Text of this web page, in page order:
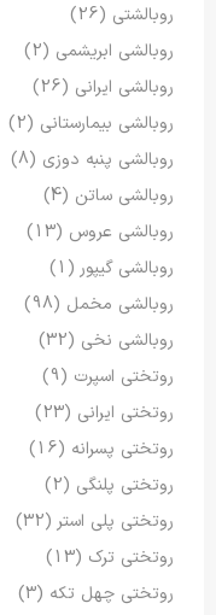
روبالشتی (26)
روبالشی ابریشمی (2)
روبالشی ایرانی (26)
روبالشی بیمارستانی (2)
روبالشی پنبه دوزی (8)
روبالشی ساتن (4)
روبالشی عروس (13)
روبالشی گیپور (1)
روبالشی مخمل (98)
روبالشی نخی (32)
روتختی اسپرت (9)
روتختی ایرانی (23)
روتختی پسرانه (16)
روتختی پلنگی (2)
روتختی پلی استر (32)
روتختی ترک (13)
روتختی چهل تکه (3)